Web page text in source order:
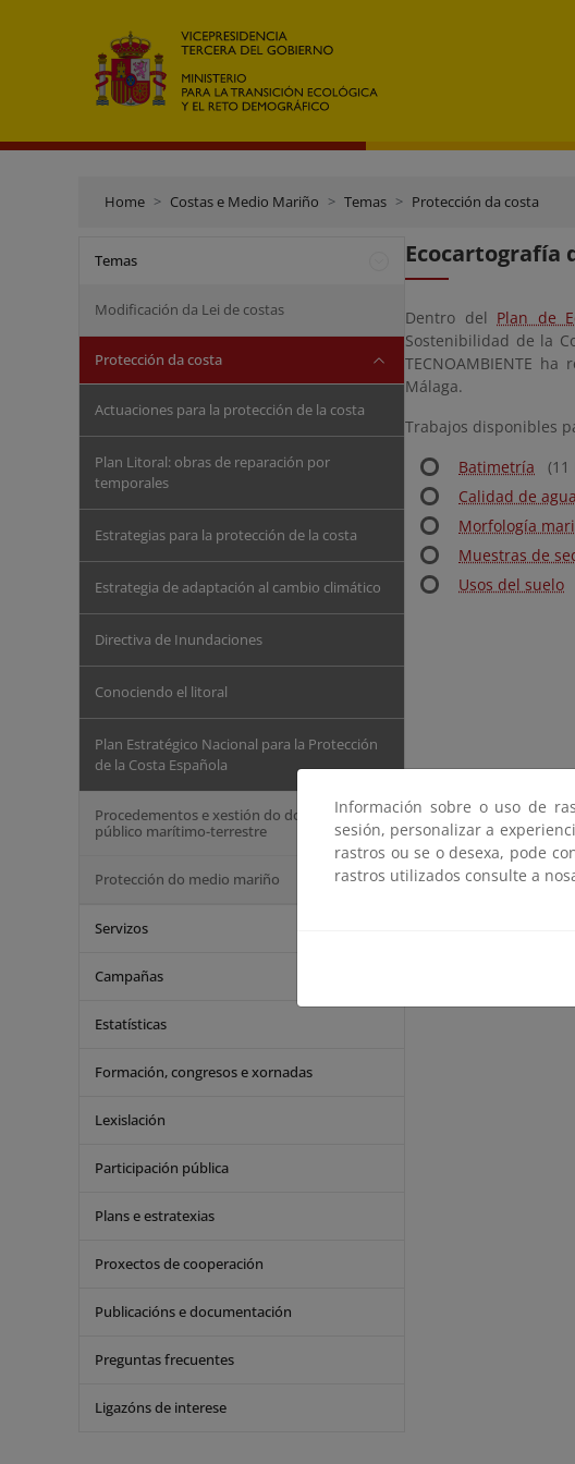
Home Costas e Medio Mariño Temas Protección da costa
Temas
Modificación da Lei de costas
Protección da costa
Actuaciones para la protección de la costa
Plan Litoral: obras de reparación por
temporales
Estrategias para la protección de la costa
Estrategia de adaptación al cambio climático
Directiva de Inundaciones
Conociendo el litoral
Plan Estratégico Nacional para la Protección
de la Costa Española
Procedementos e xestión do dominio
público marítimo-terrestre
Protección do medio mariño
Servizos
Campañas
Estatísticas
Formación, congresos e xornadas
Lexislación
Participación pública
Plans e estratexias
Proxectos de cooperación
Publicacións e documentación
Preguntas frecuentes
Ligazóns de interese
Ecocartografía
Dentro del Plan de
Sostenibilidad de la
TECNOAMBIENTE
Málaga.
Trabajos disponibles
Batimetría (11
Calidad de
Morfología
Muestras de
Usos del suelo
Información sobre o uso de
sesión, personalizar a
rastros ou se o desexa, pode
rastros utilizados consulte a